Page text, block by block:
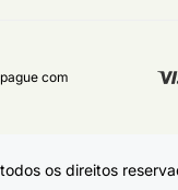
pague com
todos os direitos